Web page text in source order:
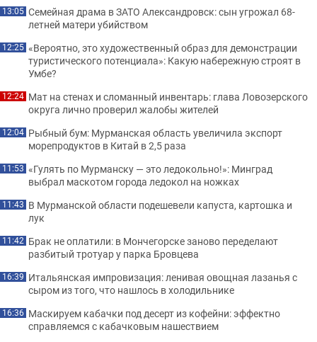
13:05 Семейная драма в ЗАТО Александровск: сын угрожал 68-
летней матери убийством
12:25 «Вероятно, это художественный образ для демонстрации
туристического потенциала»: Какую набережную строят в
Умбе?
12:24 Мат на стенах и сломанный инвентарь: глава Ловозерского
округа лично проверил жалобы жителей
12:04 Рыбный бум: Мурманская область увеличила экспорт
морепродуктов в Китай в 2,5 раза
11:53 «Гулять по Мурманску — это ледокольно!»: Минград
выбрал маскотом города ледокол на ножках
11:43 В Мурманской области подешевели капуста, картошка и
лук
11:42 Брак не оплатили: в Мончегорске заново переделают
разбитый тротуар у парка Бровцева
16:39 Итальянская импровизация: ленивая овощная лазанья с
сыром из того, что нашлось в холодильнике
16:36 Маскируем кабачки под десерт из кофейни: эффектно
справляемся с кабачковым нашествием